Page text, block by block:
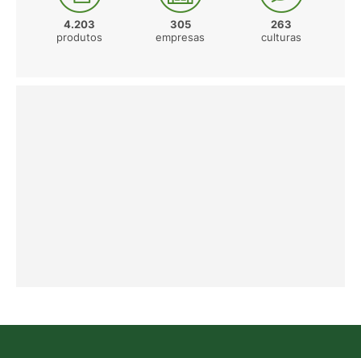
4.203
produtos
305
empresas
263
culturas